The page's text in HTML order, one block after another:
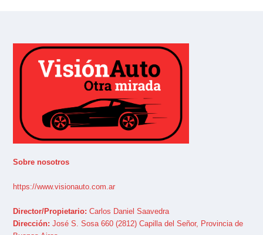
Sobre nosotros
https://www.visionauto.com.ar
Director/Propietario: Carlos Daniel Saavedra
Dirección: José S. Sosa 660 (2812) Capilla del Señor, Provincia de